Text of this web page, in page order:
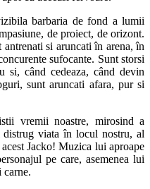
barbaria de fond a lumii
de proiect, de orizont.
si aruncati în arena, în
sufocante. Sunt storsi
si, când cedeaza, când devin
sunt aruncati afara, pur si
vremii noastre, mirosind a
distrug viata în locul nostru, al
Jacko! Muzica lui aproape
pe care, asemenea lui